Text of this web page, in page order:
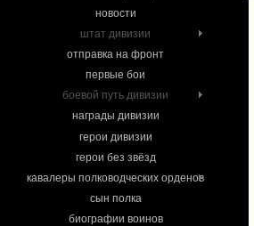
новости
штат дивизии
отправка на фронт
первые бои
боевой путь дивизии
награды дивизии
герои дивизии
герои без звёзд
кавалеры полководческих орденов
сын полка
биографии воинов